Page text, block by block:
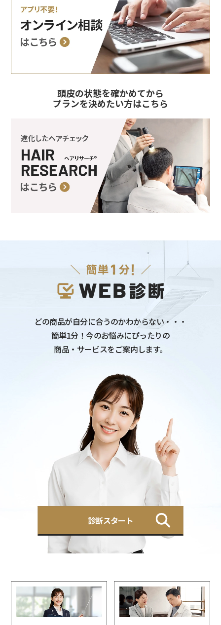
頭皮の状態を確かめてから
プランを決めたい方はこちら
どの商品が自分に合うのかわからない・・・
簡単1分！今のお悩みにぴったりの
商品・サービスをご案内します。
診断スタート